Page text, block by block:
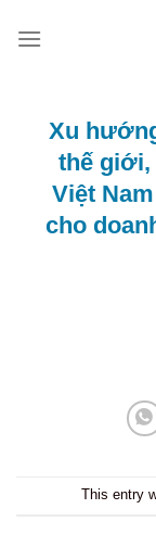
Xu
thế giới,
Việt
cho
This entry